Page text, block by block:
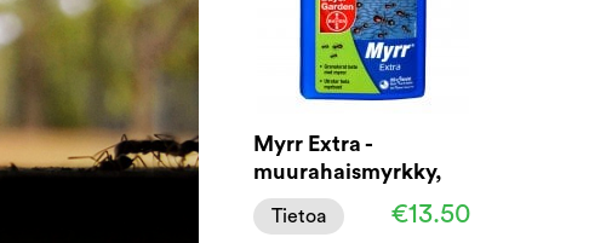
Myrr Extra -
muurahaismyrkky,
200 g
€13.50
Tietoa